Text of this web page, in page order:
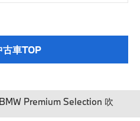
古車TOP
Premium Selection 吹